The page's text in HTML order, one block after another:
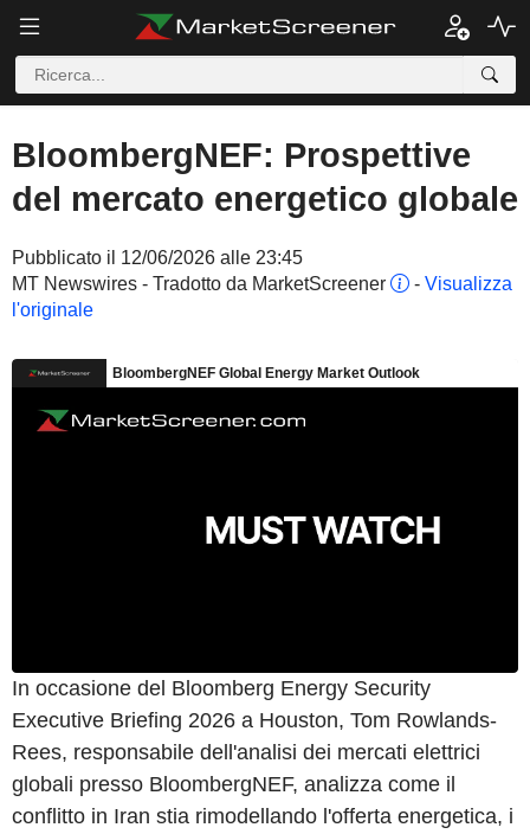
BloombergNEF: Prospettive
del mercato energetico globale
Pubblicato il 12/06/2026 alle 23:45
MT Newswires - Tradotto da MarketScreener
- Visualizza
l'originale
In occasione del Bloomberg Energy Security
Executive Briefing 2026 a Houston, Tom Rowlands-
Rees, responsabile dell'analisi dei mercati elettrici
globali presso BloombergNEF, analizza come il
conflitto in Iran stia rimodellando l'offerta energetica, i